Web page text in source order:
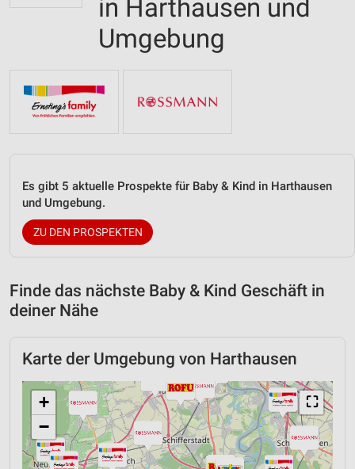
in Harthausen und
Umgebung
Es gibt 5 aktuelle Prospekte für Baby & Kind in Harthausen
und Umgebung.
ZU DEN PROSPEKTEN
Finde das nächste Baby & Kind Geschäft in
deiner Nähe
Karte der Umgebung von Harthausen
⛶
+
−